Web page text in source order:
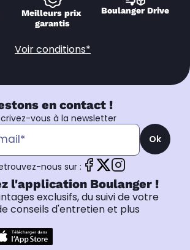
Meilleurs prix
garantis
Boulanger Drive
Voir conditions*
en contact !
vous à la newsletter
Ok
nous sur :
l'application Boulanger !
exclusifs, du suivi de votre
conseils d'entretien et plus